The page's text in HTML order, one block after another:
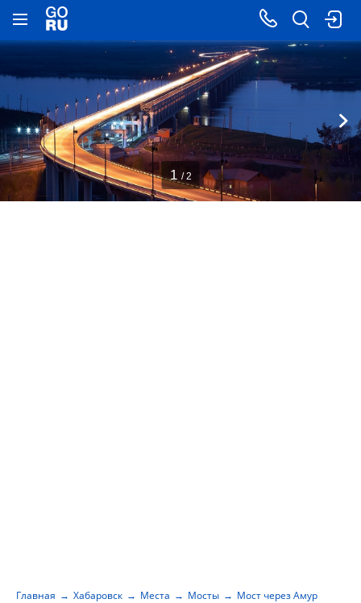
Главная Хабаровск Места Мосты Мост через Амур
1 / 2